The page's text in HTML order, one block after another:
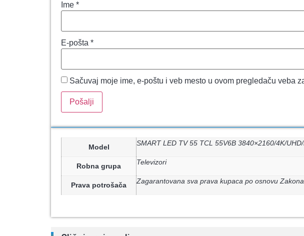
Ime *
E-pošta *
Sačuvaj moje ime, e-poštu i veb mesto u ovom pregledaču veba
Model SMART LED TV 55 TCL 55V6B 3840×2160/4K/
Robna grupa Televizori
Prava potrošača Zagarantovana sva prava kupaca po osnovu